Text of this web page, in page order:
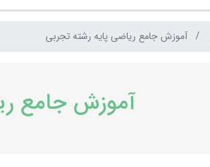
آموزش جامع ریاضی پایه رشته تجربی
آموزش جامع